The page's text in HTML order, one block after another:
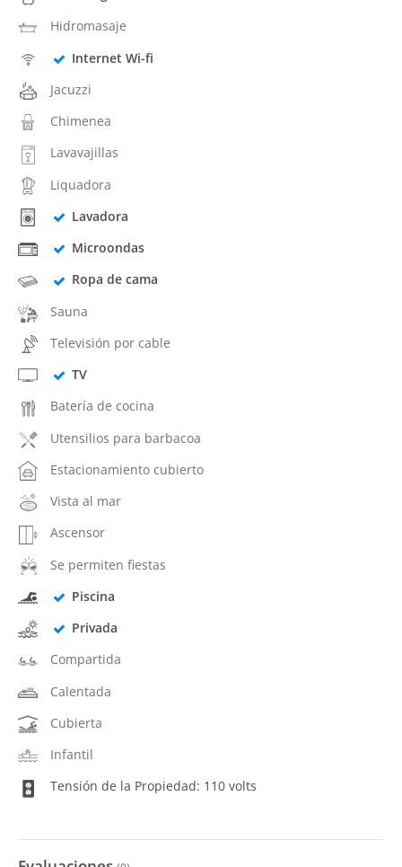
Hidromasaje
Internet Wi-fi
Jacuzzi
Chimenea
Lavavajillas
Liquadora
Lavadora
Microondas
Ropa de cama
Sauna
Televisión por cable
TV
Batería de cocina
Utensilios para barbacoa
Estacionamiento cubierto
Vista al mar
Ascensor
Se permiten fiestas
Piscina
Privada
Compartida
Calentada
Cubierta
Infantil
Tensión de la Propiedad: 110 volts